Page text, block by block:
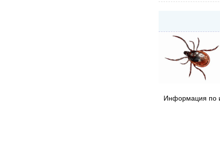
Информация по